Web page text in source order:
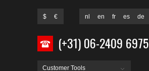
$ € nl en fr es de
(+31) 06-2409 6975
Customer Tools